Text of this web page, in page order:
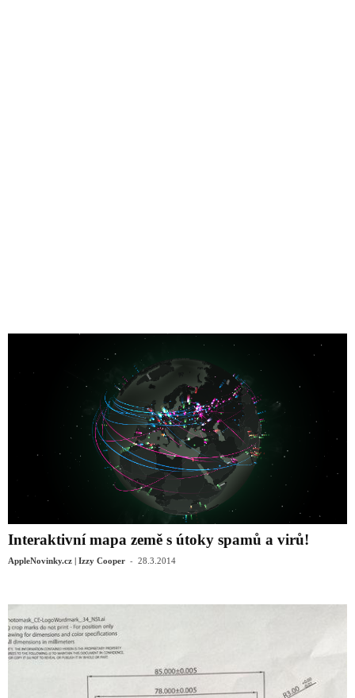
Interaktivní mapa země s útoky spamů a virů!
AppleNovinky.cz | Izzy Cooper - 28.3.2014